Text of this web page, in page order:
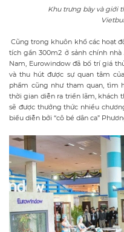
Khu trưng bày và giới
Cũng trong khuôn khổ các hoạt
tích gần 300m2 ở sảnh chính
Nam, Eurowindow đã bố trí giá
và thu hút được sự quan tâm
phẩm cũng như tham quan, tìm
thời gian diễn ra triển lãm, khách
sẽ được thưởng thức nhiều
biểu diễn bởi “cô bé dân ca”